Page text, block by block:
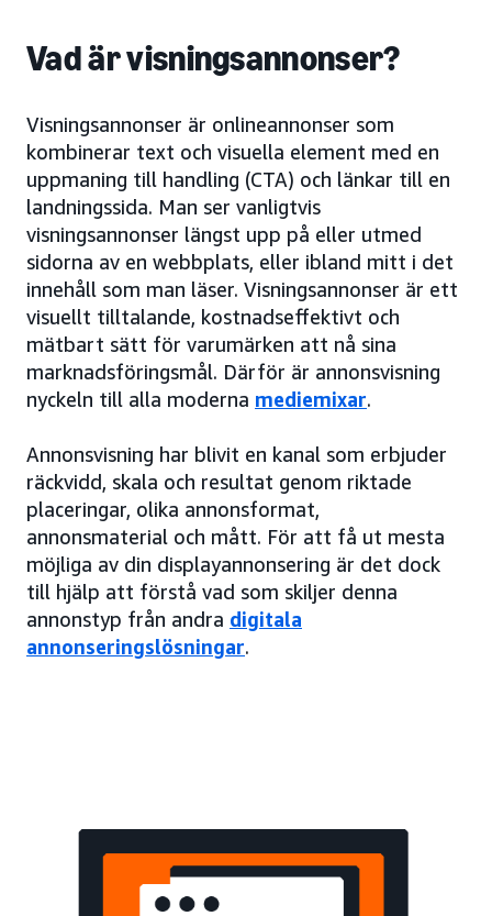
Vad är visningsannonser?
Visningsannonser är onlineannonser som
kombinerar text och visuella element med en
uppmaning till handling (CTA) och länkar till en
landningssida. Man ser vanligtvis
visningsannonser längst upp på eller utmed
sidorna av en webbplats, eller ibland mitt i det
innehåll som man läser. Visningsannonser är ett
visuellt tilltalande, kostnadseffektivt och
mätbart sätt för varumärken att nå sina
marknadsföringsmål. Därför är annonsvisning
nyckeln till alla moderna mediemixar.
Annonsvisning har blivit en kanal som erbjuder
räckvidd, skala och resultat genom riktade
placeringar, olika annonsformat,
annonsmaterial och mått. För att få ut mesta
möjliga av din displayannonsering är det dock
till hjälp att förstå vad som skiljer denna
annonstyp från andra digitala
annonseringslösningar.